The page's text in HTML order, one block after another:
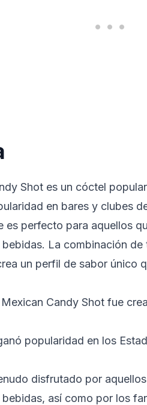
Shot es un cóctel
en bares y clubes
es perfecto para aquellos
La combinación
un perfil de sabor único
Candy Shot fue
popularidad en los
disfrutado por
bebidas, así como por los